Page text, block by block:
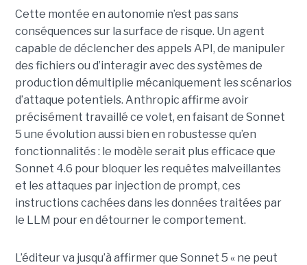
Cette montée en autonomie n’est pas sans
conséquences sur la surface de risque. Un agent
capable de déclencher des appels API, de manipuler
des fichiers ou d’interagir avec des systèmes de
production démultiplie mécaniquement les scénarios
d’attaque potentiels. Anthropic affirme avoir
précisément travaillé ce volet, en faisant de Sonnet
5 une évolution aussi bien en robustesse qu’en
fonctionnalités : le modèle serait plus efficace que
Sonnet 4.6 pour bloquer les requêtes malveillantes
et les attaques par injection de prompt, ces
instructions cachées dans les données traitées par
le LLM pour en détourner le comportement.
L’éditeur va jusqu’à affirmer que Sonnet 5 « ne peut